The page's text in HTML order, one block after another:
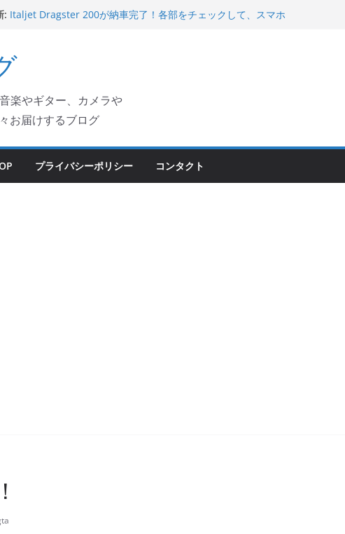
: Italjet Dragster 200が納車完了！各部をチェックして、スマホ
Ken Block 逝去
Italjet Dragster 200のフロントISSサスの動きが判ったらコーナ
リングが楽しくなった
楽やギター、カメラや
お届けするブログ
プライバシーポリシー コンタクト